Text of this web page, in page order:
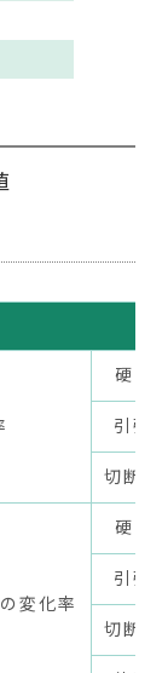
硬さ
引張
切断時
変化率
硬さ
引張
切断時